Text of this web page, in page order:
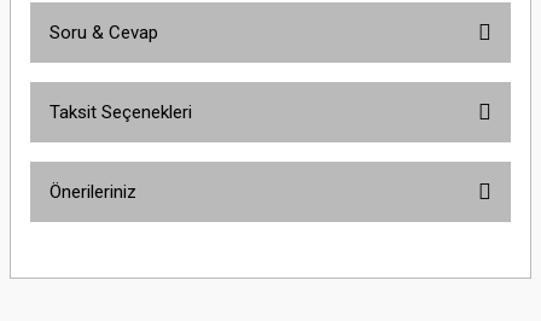
Soru & Cevap
Taksit Seçenekleri
Önerileriniz
yetersiz gördüğünüz noktaları öneri formunu kullanarak tarafımıza